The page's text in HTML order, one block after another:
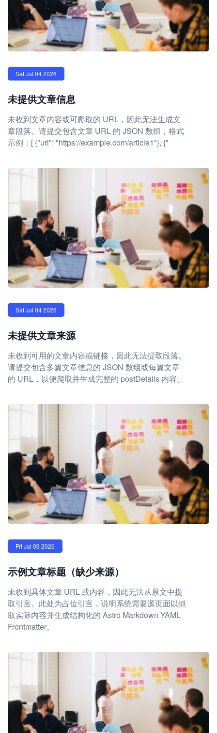
Sat Jul 04 2026
未提供文章信息
未收到文章内容或可爬取的 URL，因此无法生成文
章段落。请提交包含文章 URL 的 JSON 数组，格式
示例：[ {"url": "https://example.com/article1"}, {"
Sat Jul 04 2026
未提供文章来源
未收到可用的文章内容或链接，因此无法提取段落。
请提交包含多篇文章信息的 JSON 数组或每篇文章
的 URL，以便爬取并生成完整的 postDetails 内容。
Fri Jul 03 2026
示例文章标题（缺少来源）
未收到具体文章 URL 或内容，因此无法从原文中提
取引言。此处为占位引言，说明系统需要源页面以抓
取实际内容并生成结构化的 Astro Markdown YAML
Frontmatter。